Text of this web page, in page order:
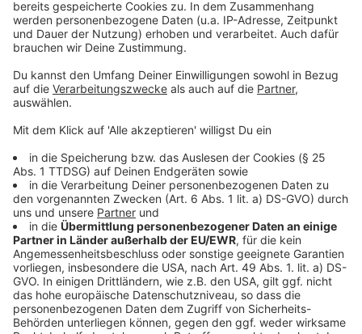
Anzeige
Folge uns für mehr News & Updates:
Anzeige
Livestream|Instagram |Facebook|WhatsApp-Kanal
Anzeige
Anzeige